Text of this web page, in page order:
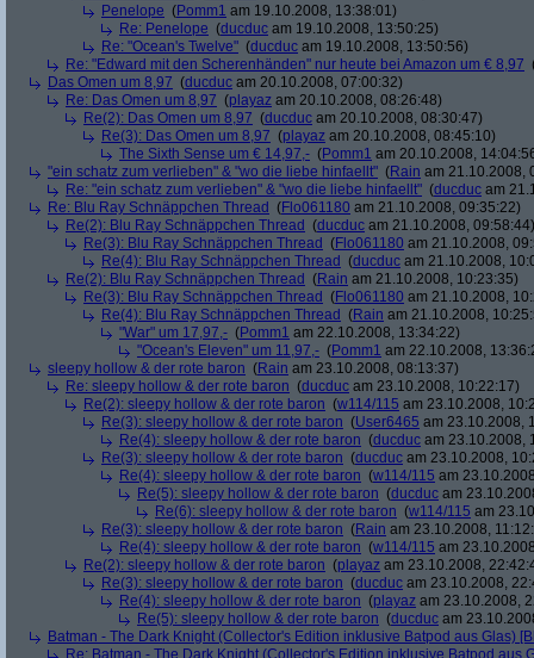
Penelope (Pomm1 am 19.10.2008, 13:38:01)
Re: Penelope (ducduc am 19.10.2008, 13:50:25)
Re: "Ocean's Twelve" (ducduc am 19.10.2008, 13:50:56)
Re: "Edward mit den Scherenhänden" nur heute bei Amazon um € 8,97
Das Omen um 8,97 (ducduc am 20.10.2008, 07:00:32)
Re: Das Omen um 8,97 (playaz am 20.10.2008, 08:26:48)
Re(2): Das Omen um 8,97 (ducduc am 20.10.2008, 08:30:47)
Re(3): Das Omen um 8,97 (playaz am 20.10.2008, 08:45:10)
The Sixth Sense um € 14,97,- (Pomm1 am 20.10.2008,
"ein schatz zum verlieben" & "wo die liebe hinfaellt" (Rain am 21.10.2008,
Re: "ein schatz zum verlieben" & "wo die liebe hinfaellt" (ducduc am
Re: Blu Ray Schnäppchen Thread (Flo061180 am 21.10.2008, 09:35:22)
Re(2): Blu Ray Schnäppchen Thread (ducduc am 21.10.2008, 09:58:44)
Re(3): Blu Ray Schnäppchen Thread (Flo061180 am 21.10.2008,
Re(4): Blu Ray Schnäppchen Thread (ducduc am 21.10.2008,
Re(2): Blu Ray Schnäppchen Thread (Rain am 21.10.2008, 10:23:35)
Re(3): Blu Ray Schnäppchen Thread (Flo061180 am 21.10.2008,
Re(4): Blu Ray Schnäppchen Thread (Rain am 21.10.2008,
"War" um 17,97,- (Pomm1 am 22.10.2008, 13:34:22)
"Ocean's Eleven" um 11,97,- (Pomm1 am 22.10.2008,
sleepy hollow & der rote baron (Rain am 23.10.2008, 08:13:37)
Re: sleepy hollow & der rote baron (ducduc am 23.10.2008, 10:22:17)
Re(2): sleepy hollow & der rote baron (w114/115 am 23.10.2008,
Re(3): sleepy hollow & der rote baron (User6465 am 23.10.2008,
Re(4): sleepy hollow & der rote baron (ducduc am 23.10.2008,
Re(3): sleepy hollow & der rote baron (ducduc am 23.10.2008,
Re(4): sleepy hollow & der rote baron (w114/115 am
Re(5): sleepy hollow & der rote baron (ducduc am
Re(6): sleepy hollow & der rote baron (w114/115 am
Re(3): sleepy hollow & der rote baron (Rain am 23.10.2008,
Re(4): sleepy hollow & der rote baron (w114/115 am
Re(2): sleepy hollow & der rote baron (playaz am 23.10.2008,
Re(3): sleepy hollow & der rote baron (ducduc am 23.10.2008,
Re(4): sleepy hollow & der rote baron (playaz am 23.10.2008,
Re(5): sleepy hollow & der rote baron (ducduc am
Batman - The Dark Knight (Collector's Edition inklusive Batpod aus Glas)
Re: Batman - The Dark Knight (Collector's Edition inklusive Batpod aus